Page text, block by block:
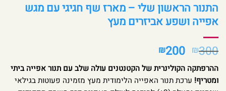
התנור הראשון שלי – מארז שף חגיגי עם מגש
אפייה ושפע אביזרים מעץ
₪300 המחיר
המקורי
היה:
₪300.
₪200 המחיר
הנוכחי
הוא:
₪200.
ההרפתקה הקולינרית של הקטנטנים עולה שלב עם תנור אפייה ביתי
ומטריף! ערכת תנור האפייה הלימודית מעץ מזמינה פעוטות בגילאי